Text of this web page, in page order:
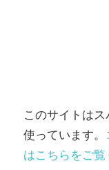
このサイトは
使っています。
はこちらをご